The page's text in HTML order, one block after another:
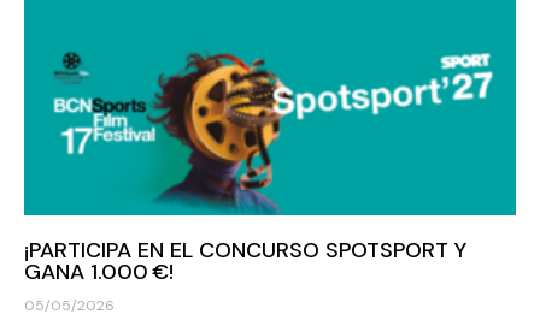
¡PARTICIPA EN EL CONCURSO SPOTSPORT Y
GANA 1.000 €!
05/05/2026